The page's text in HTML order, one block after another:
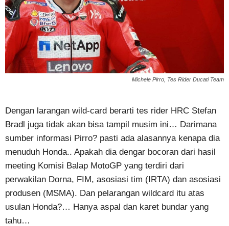
Michele Pirro, Tes Rider Ducati Team
Dengan larangan wild-card berarti tes rider HRC Stefan
Bradl juga tidak akan bisa tampil musim ini… Darimana
sumber informasi Pirro? pasti ada alasannya kenapa dia
menuduh Honda.. Apakah dia dengar bocoran dari hasil
meeting Komisi Balap MotoGP yang terdiri dari
perwakilan Dorna, FIM, asosiasi tim (IRTA) dan asosiasi
produsen (MSMA). Dan pelarangan wildcard itu atas
usulan Honda?… Hanya aspal dan karet bundar yang
tahu…